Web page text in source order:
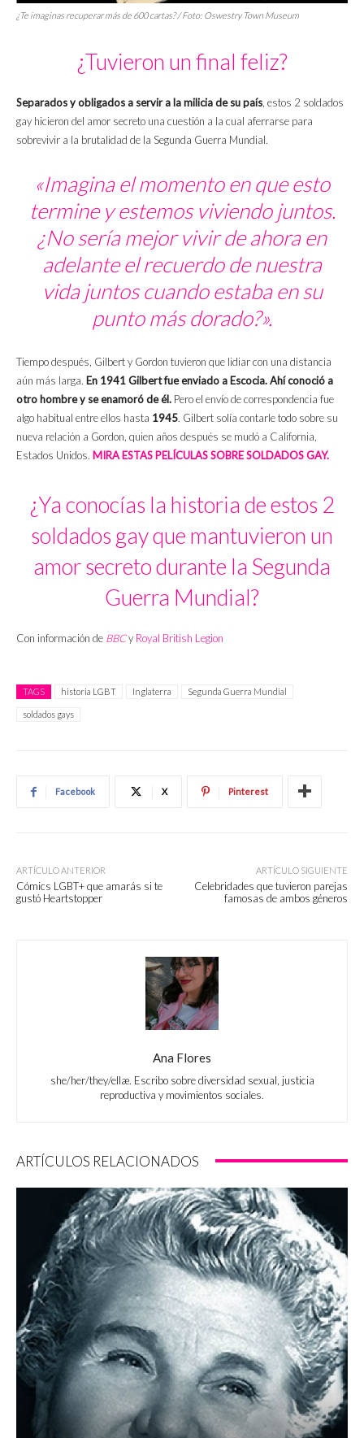
¿Te imaginas recuperar más de 600 cartas? / Foto: Oswestry Town Museum
¿Tuvieron un final feliz?
Separados y obligados a servir a la milicia de su país , estos 2 soldados
gay hicieron del amor secreto una cuestión a la cual aferrarse para
sobrevivir a la brutalidad de la Segunda Guerra Mundial.
«Imagina el momento en que esto
termine y estemos viviendo juntos.
¿No sería mejor vivir de ahora en
adelante el recuerdo de nuestra
vida juntos cuando estaba en su
punto más dorado?».
Tiempo después, Gilbert y Gordon tuvieron que lidiar con una distancia
aún más larga. En 1941 Gilbert fue enviado a Escocia. Ahí conoció a
otro hombre y se enamoró de él. Pero el envío de correspondencia fue
algo habitual entre ellos hasta 1945. Gilbert solía contarle todo sobre su
nueva relación a Gordon, quien años después se mudó a California,
Estados Unidos. MIRA ESTAS PELÍCULAS SOBRE SOLDADOS GAY.
¿Ya conocías la historia de estos 2
soldados gay que mantuvieron un
amor secreto durante la Segunda
Guerra Mundial?
Con información de BBCy Royal British Legion
TAGS historia LGBT Inglaterra Segunda Guerra Mundial
soldados gays
Facebook X Pinterest
ARTÍCULO ANTERIOR
Cómics LGBT+ que amarás si te
gustó Heartstopper
ARTÍCULO SIGUIENTE
Celebridades que tuvieron parejas
famosas de ambos géneros
Ana Flores
she/her/they/ellæ. Escribo sobre diversidad sexual, justicia
reproductiva y movimientos sociales.
ARTÍCULOS RELACIONADOS